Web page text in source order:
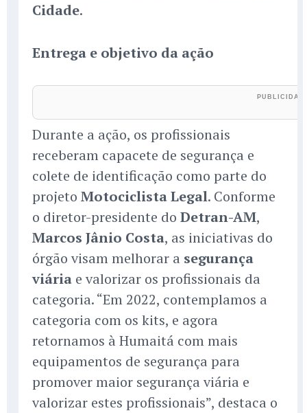
Cidade.
Entrega e objetivo da ação
Durante a ação, os profissionais
receberam capacete de segurança e
colete de identificação como parte do
projeto Motociclista Legal. Conforme
o diretor-presidente do Detran-AM,
Marcos Jânio Costa, as iniciativas do
órgão visam melhorar a segurança
viária e valorizar os profissionais da
categoria. “Em 2022, contemplamos a
categoria com os kits, e agora
retornamos à Humaitá com mais
equipamentos de segurança para
promover maior segurança viária e
valorizar estes profissionais”, destaca o